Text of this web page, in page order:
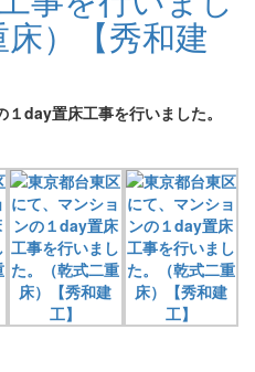
）【秀和建
day置床工事を行いました。